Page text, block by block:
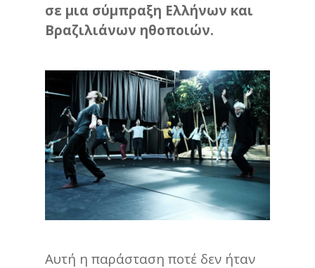
σε μια σύμπραξη Ελλήνων και
Βραζιλιάνων ηθοποιών.
Αυτή η παράσταση ποτέ δεν ήταν